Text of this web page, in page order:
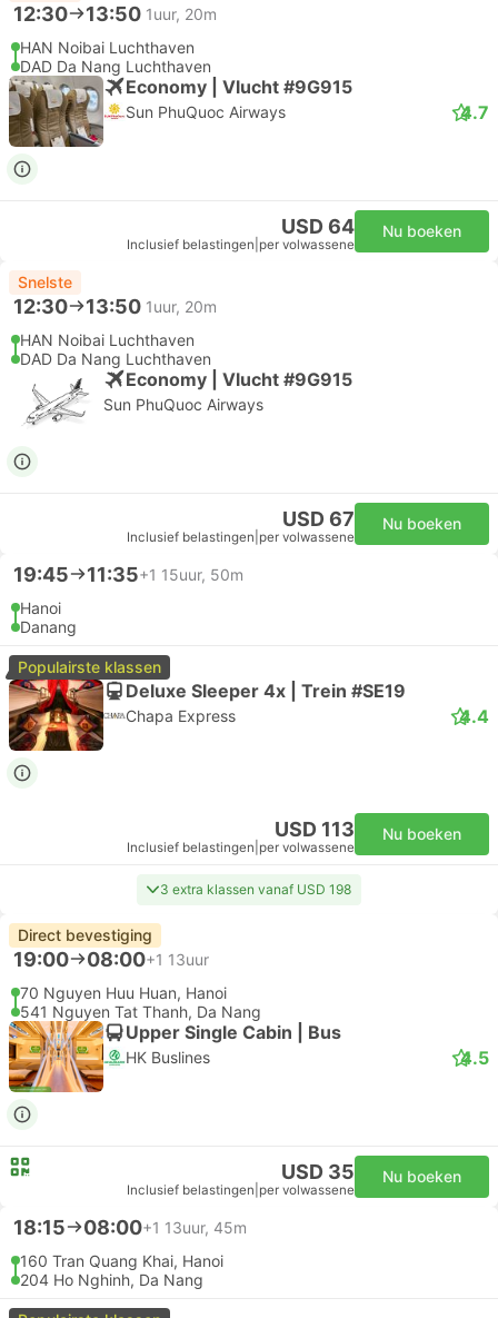
12:30 13:50 1uur, 20m
HAN Noibai Luchthaven
DAD Da Nang Luchthaven
Economy | Vlucht #9G915
Sun PhuQuoc Airways 4.7
USD 64
Inclusief belastingen per volwassene
Nu boeken
Snelste
12:30 13:50 1uur, 20m
HAN Noibai Luchthaven
DAD Da Nang Luchthaven
Economy | Vlucht #9G915
Sun PhuQuoc Airways
USD 67
Inclusief belastingen per volwassene
Nu boeken
19:45 11:35+1 15uur, 50m
Hanoi
Danang
Populairste klassen
Deluxe Sleeper 4x | Trein #SE19
Chapa Express 4.4
USD 113
Inclusief belastingen per volwassene
Nu boeken
3 extra klassen vanaf USD 198
Direct bevestiging
19:00 08:00+1 13uur
70 Nguyen Huu Huan, Hanoi
541 Nguyen Tat Thanh, Da Nang
Upper Single Cabin | Bus
HK Buslines 4.5
USD 35
Inclusief belastingen per volwassene
Nu boeken
18:15 08:00+1 13uur, 45m
160 Tran Quang Khai, Hanoi
204 Ho Nghinh, Da Nang